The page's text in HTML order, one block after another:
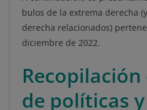
bulos de la extrema derecha
derecha relacionados)
diciembre de 2022.
de políticas